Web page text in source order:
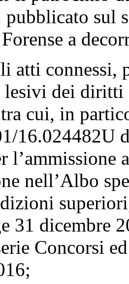
pubblicato sul
a
atti connessi,
lesivi dei
cui, in
16.024482U
l’ammissione
nell’Albo
31 dicembre
Concorsi